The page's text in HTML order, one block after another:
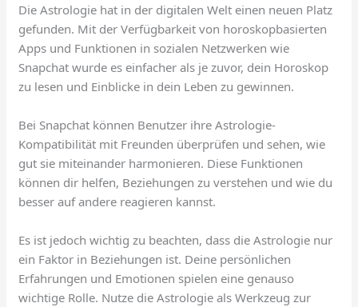
Die Astrologie hat in der digitalen Welt einen neuen Platz
gefunden. Mit der Verfügbarkeit von horoskopbasierten
Apps und Funktionen in sozialen Netzwerken wie
Snapchat wurde es einfacher als je zuvor, dein Horoskop
zu lesen und Einblicke in dein Leben zu gewinnen.
Bei Snapchat können Benutzer ihre Astrologie-
Kompatibilität mit Freunden überprüfen und sehen, wie
gut sie miteinander harmonieren. Diese Funktionen
können dir helfen, Beziehungen zu verstehen und wie du
besser auf andere reagieren kannst.
Es ist jedoch wichtig zu beachten, dass die Astrologie nur
ein Faktor in Beziehungen ist. Deine persönlichen
Erfahrungen und Emotionen spielen eine genauso
wichtige Rolle. Nutze die Astrologie als Werkzeug zur